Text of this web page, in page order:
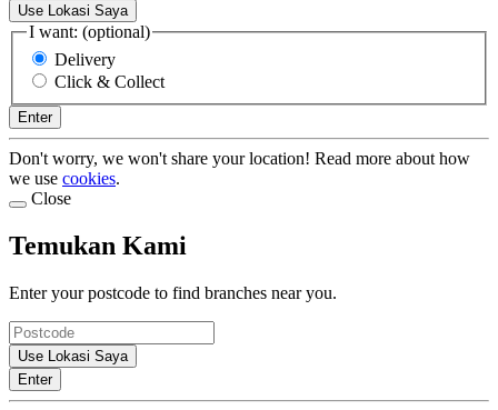
Use Lokasi Saya
I want: (optional)
Delivery
Click & Collect
Enter
Don't worry, we won't share your location! Read more about how
we use cookies.
Close
Temukan Kami
Enter your postcode to find branches near you.
Use Lokasi Saya
Enter